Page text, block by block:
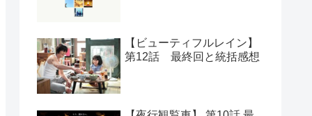
【ビューティフルレイン】
第12話 最終回と統括感想